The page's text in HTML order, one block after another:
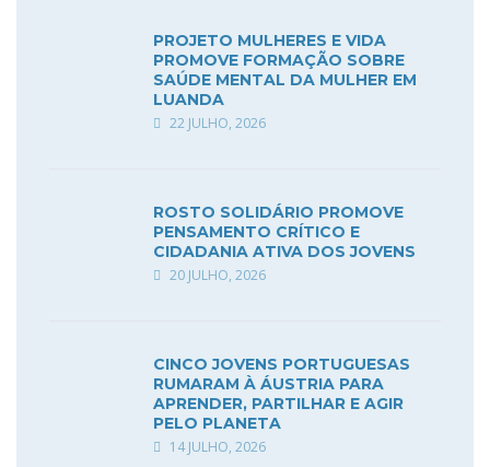
PROJETO MULHERES E VIDA
PROMOVE FORMAÇÃO SOBRE
SAÚDE MENTAL DA MULHER EM
LUANDA
22 JULHO, 2026
ROSTO SOLIDÁRIO PROMOVE
PENSAMENTO CRÍTICO E
CIDADANIA ATIVA DOS JOVENS
20 JULHO, 2026
CINCO JOVENS PORTUGUESAS
RUMARAM À ÁUSTRIA PARA
APRENDER, PARTILHAR E AGIR
PELO PLANETA
14 JULHO, 2026